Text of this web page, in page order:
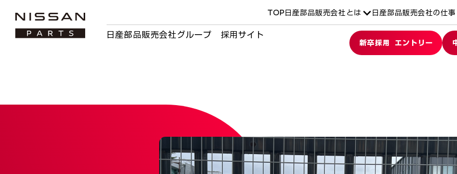
TOP 日産部品販売会社とは 日産部品販売会社の仕事
日産部品販売会社グループ 採用サイト
新卒採用 エントリー